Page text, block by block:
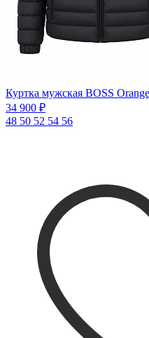
Куртка мужская BOSS Orange
34 900 ₽
48 50 52 54 56